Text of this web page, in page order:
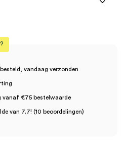
te plaatsen.
vandaag verzonden
vanaf €75 bestelwaarde
van 7.7! (10 beoordelingen)